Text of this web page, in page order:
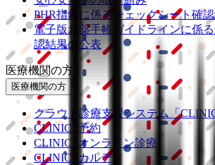
PHR指針に係るチェックシート確
電子版お薬手帳ガイドラインに係
認結果の公表
医療機関の方
医療機関の方
クラウド診療支援システム
「
CLINICS予約
CLINICSオンライン診療
CLINICSカルテ